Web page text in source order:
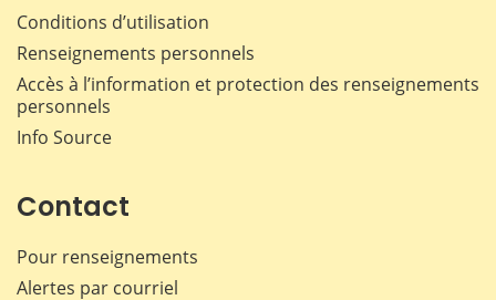
Conditions d’utilisation
Renseignements personnels
Accès à l’information et protection des renseignements
personnels
Info Source
Contact
Pour renseignements
Alertes par courriel